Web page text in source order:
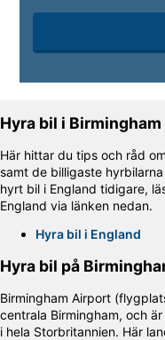
Hyra bil i Birmingham
Här hittar du tips och råd
samt de billigaste
hyrt bil i England tidigare,
England via länken nedan.
Hyra bil i England
Hyra bil på
Birmingham Airport
centrala Birmingham, och
i hela Storbritannien. Här